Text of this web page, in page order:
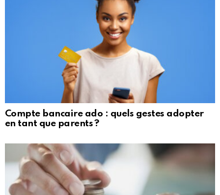
Compte bancaire ado : quels gestes adopter
en tant que parents ?